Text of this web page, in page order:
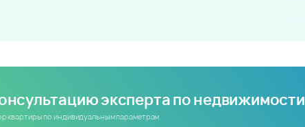
эксперта по недвижимости
квартиры по индивидуальным параметрам